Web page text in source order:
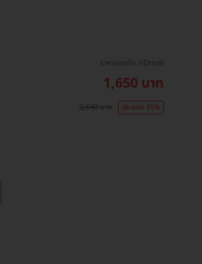
ราคาจองกับ HDmall
1,650 บาท
3,640 บาท ประหยัด 55%